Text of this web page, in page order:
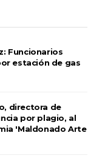
Funcionarios
estación de gas
directora de
por plagio, al
'Maldonado Arte